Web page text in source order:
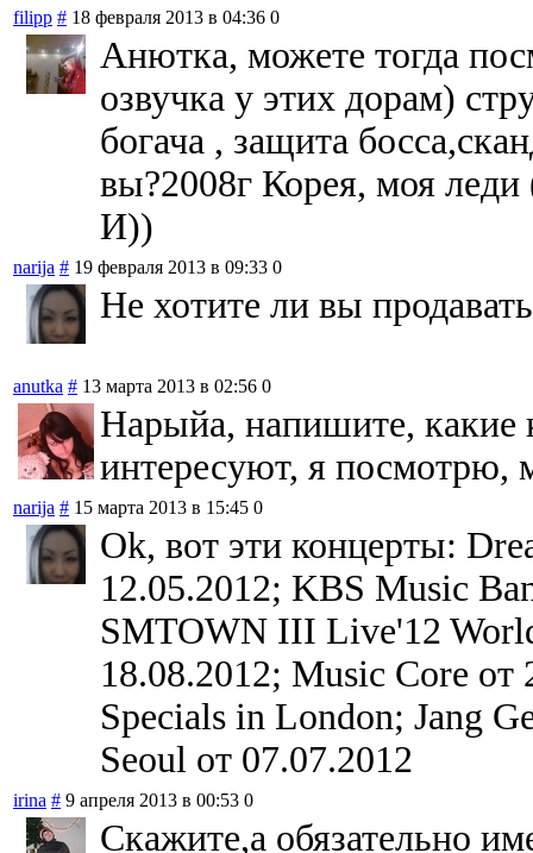
filipp # 18 февраля 2013 в 04:36 0
Анютка, можете тогда
озвучка у этих дорам)
богача , защита
вы?2008г Корея, моя
И))
narija # 19 февраля 2013 в 09:33 0
Не хотите ли вы
anutka # 13 марта 2013 в 02:56 0
Нарыйа, напишите, какие
интересуют, я посмотрю,
narija # 15 марта 2013 в 15:45 0
Ok, вот эти концерты:
12.05.2012; KBS Music
SMTOWN III Live'12
18.08.2012; Music Core
Specials in London; Jang
Seoul от 07.07.2012
irina # 9 апреля 2013 в 00:53 0
Скажите,а обязательно